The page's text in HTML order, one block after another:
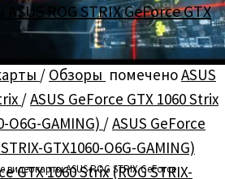
ASUS ROG STRIX GeForce
ROG STRIX GeForce GTX
/ Обзоры помеченоASUS
/ASUS GeForce GTX 1060 Strix
O6G-GAMING) /ASUS GeForce
GTX1060-O6G-GAMING)
GTX 1060 Strix (ROG STRIX-